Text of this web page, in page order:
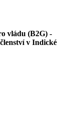
vládu (B2G) -
v Indické